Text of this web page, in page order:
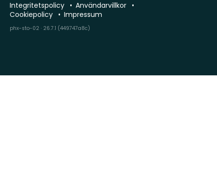
Integritetspolicy
Användarvillkor
Cookiepolicy
Impressum
phx-sto-02 · 26.7.1 (449747a8c)